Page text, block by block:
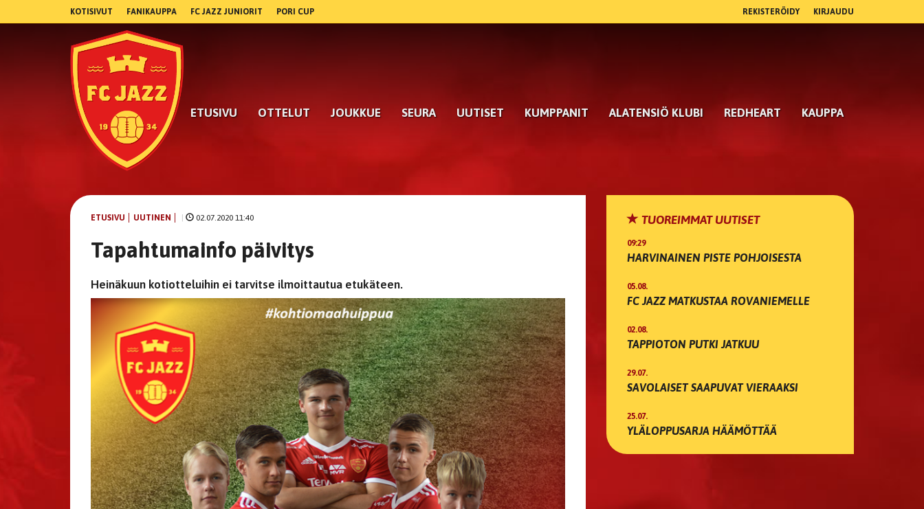
KOTISIVUT FANIKAUPPA FC JAZZ JUNIORIT PORI CUP REKISTERÖIDY KIRJAUDU
ETUSIVU OTTELUT JOUKKUE SEURA UUTISET KUMPPANIT ALATENSIÖ KLUBI REDHEART KAUPPA
ETUSIVU UUTINEN 02.07.2020 11:40
Tapahtumainfo päivitys
Heinäkuun kotiotteluihin ei tarvitse ilmoittautua etukäteen.
TUOREIMMAT UUTISET
09:29
HARVINAINEN PISTE POHJOISESTA
05.08.
FC JAZZ MATKUSTAA ROVANIEMELLE
02.08.
TAPPIOTON PUTKI JATKUU
29.07.
SAVOLAISET SAAPUVAT VIERAAKSI
25.07.
YLÄLOPPUSARJA HÄÄMÖTTÄÄ